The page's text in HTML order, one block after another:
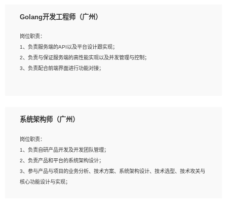
2、熟悉PostgreSQL、redis、MongoDB、ElasticSearch等开源数据库运维管理，
4、熟悉Hadoop、HBASE、Spark等大数据平台优先。
5、熟悉linux或任意一种unix操作系统，如有较强操作系统侧工作经验者优先。
6、具备丰富的项目实施经验，较强的自我学习能力。
Golang开发工程师（广州）
岗位职责：
1、负责服务端的API以及平台设计跟实现；
2、负责与保证服务端的高性能实现以及并发管理与控制；
3、负责配合前端界面进行功能对接；
2、1年以上Golang开发工作经验，能独立完成相应项目开发；
与实现，熟悉常用开源框架及设计模式；
4、熟悉Golang、连接池、消息队列等组件使用、熟悉后端开发、测试、调试流程
跟工具使用；
5、对技术有激情，喜欢钻研，能快速接受和掌握新技术，学习能力和工作责任心
强，良好的沟通表达能力和团队协作能力。
系统架构师（广州）
岗位职责：
1、负责自研产品开发及开发团队管理；
2、负责产品和平台的系统架构设计；
3、参与产品与项目的业务分析、技术方案、系统架构设计、技术选型、技术攻关与
核心功能设计与实现；